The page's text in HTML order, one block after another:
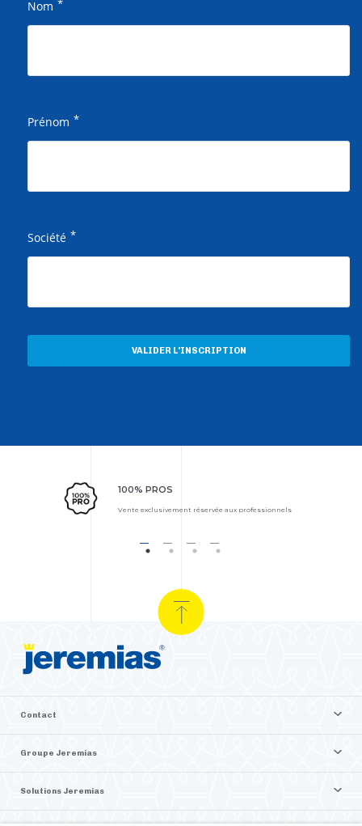
Nom *
Prénom *
Société *
VALIDER L'INSCRIPTION
100% PROS
Vente exclusivement réservée aux professionnels
Contact
Groupe Jeremias
Solutions Jeremias